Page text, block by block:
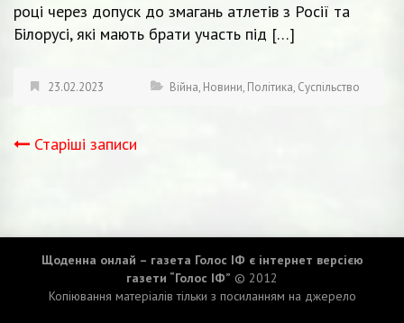
році через допуск до змагань атлетів з Росії та
Білорусі, які мають брати участь під […]
23.02.2023 Війна, Новини, Політика, Суспільство
Навігація
Старіші записи
Щоденна онлай – газета Голос ІФ є інтернет версією
газети “Голос ІФ” © 2012
Копіювання матеріалів тільки з посиланням на джерело